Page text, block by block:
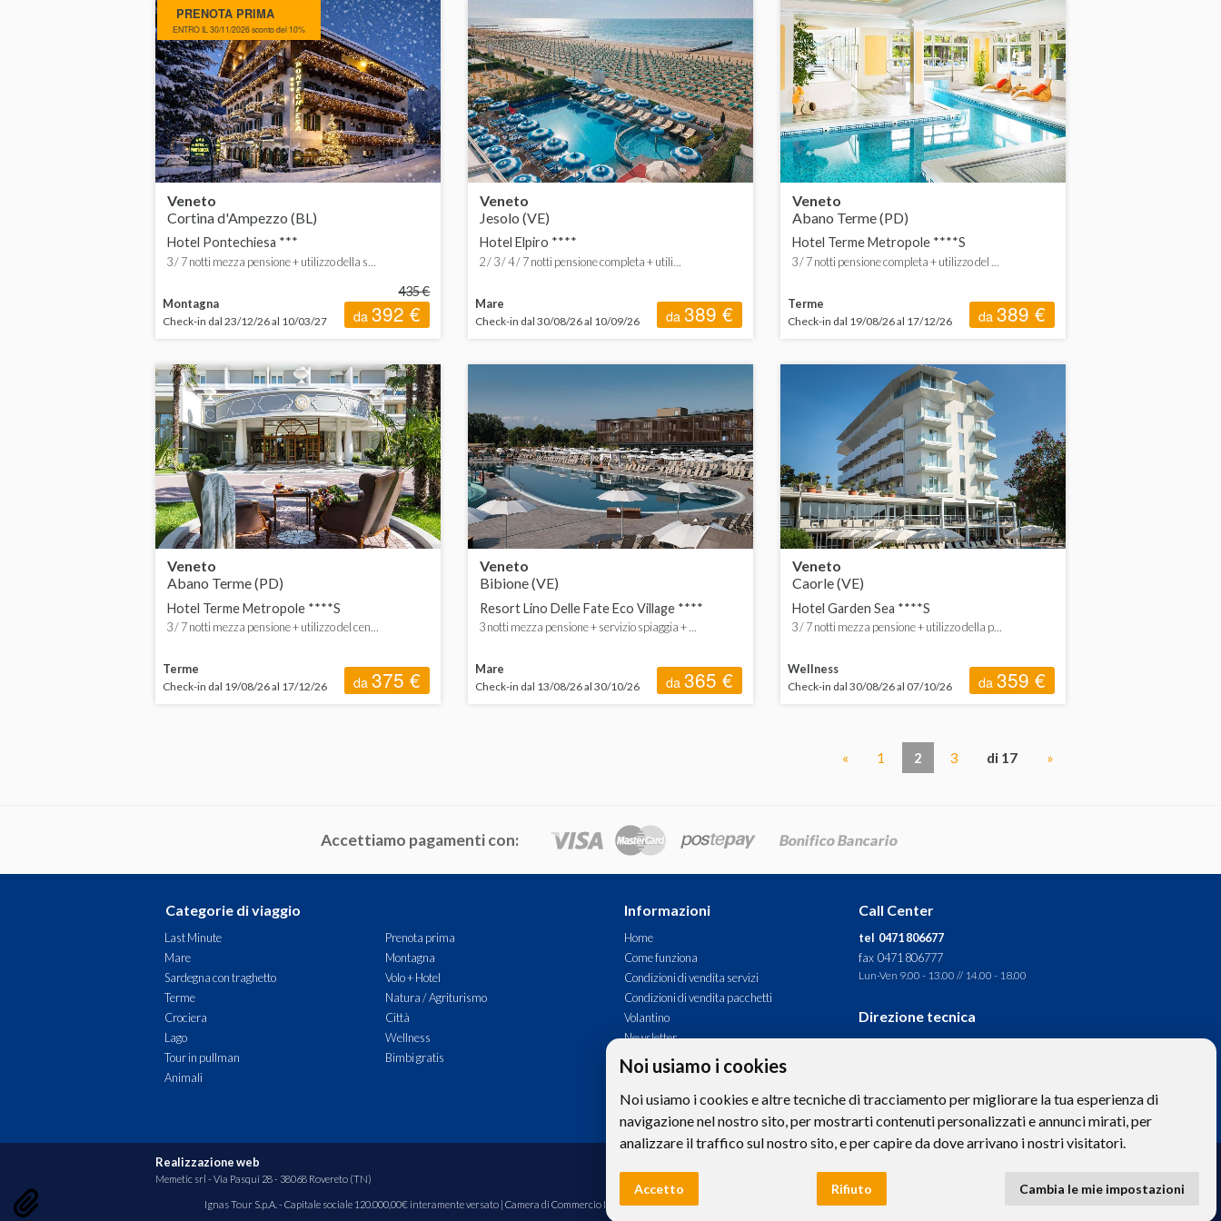
Noi usiamo i cookies
Noi usiamo i cookies e altre tecniche di tracciamento per migliorare la tua esperienza di
navigazione nel nostro sito, per mostrarti contenuti personalizzati e annunci mirati, per
analizzare il traffico sul nostro sito, e per capire da dove arrivano i nostri visitatori.
Accetto Rifiuto Cambia le mie impostazioni
Basilicata
Calabria
Campania
Emilia-Romagna
Friuli-Venezia Giulia
Lazio
Marche
Piemonte
Puglia
Sardegna
Sicilia
Toscana
Valle D'Aosta
da 200 a 400 €
da 400 a 600 €
da 600 € in su
Bed&Breakfast
Pensione completa
Mezza pensione
Hotel
Residence
Villaggio
PRENOTA PRIMA
ENTRO IL 30/11/2026 sconto del 10%
Veneto
Cortina d'Ampezzo (BL)
Hotel Pontechiesa ***
3 / 7 notti mezza pensione + utilizzo della s...
Montagna
Check-in dal 23/12/26 al 10/03/27
435 €
da392 €
Veneto
Jesolo (VE)
Hotel Elpiro ****
2 / 3 / 4 / 7 notti pensione completa + utili...
Mare
Check-in dal 30/08/26 al 10/09/26 da389 €
Veneto
Abano Terme (PD)
Hotel Terme Metropole ****S
3 / 7 notti pensione completa + utilizzo del ...
Terme
Check-in dal 19/08/26 al 17/12/26 da389 €
Veneto
Abano Terme (PD)
Hotel Terme Metropole ****S
3 / 7 notti mezza pensione + utilizzo del cen...
Terme
Check-in dal 19/08/26 al 17/12/26 da375 €
Veneto
Bibione (VE)
Resort Lino Delle Fate Eco Village ****
3 notti mezza pensione + servizio spiaggia + ...
Mare
Check-in dal 13/08/26 al 30/10/26 da365 €
Veneto
Caorle (VE)
Hotel Garden Sea ****S
3 / 7 notti mezza pensione + utilizzo della p...
Wellness
Check-in dal 30/08/26 al 07/10/26 da359 €
« 1 2 3 di 17 »
Accettiamo pagamenti con:
Categorie di viaggio
Last Minute
Prenota prima
Mare
Montagna
Sardegna con traghetto
Volo + Hotel
Terme
Natura / Agriturismo
Crociera
Città
Lago
Wellness
Tour in pullman
Bimbi gratis
Animali
Informazioni
Home
Come funziona
Condizioni di vendita servizi
Condizioni di vendita pacchetti
Volantino
Newsletter
Commenti
Contatti
Call Center
tel 0471 806677
fax 0471 806777
Lun-Ven 9.00 - 13.00 // 14.00 - 18.00
Direzione tecnica
P.IVA: 01652670215
Realizzazione web
Memetic srl - Via Pasqui 28 - 38068 Rovereto (TN)
Ignas Tour S.p.A. - Capitale sociale 120.000,00€ interamente versato | Camera di Commercio Industria Artigianato e Agricoltura di Bolzano, BZ-154275 | ignastoursrl@mail-certificata.org